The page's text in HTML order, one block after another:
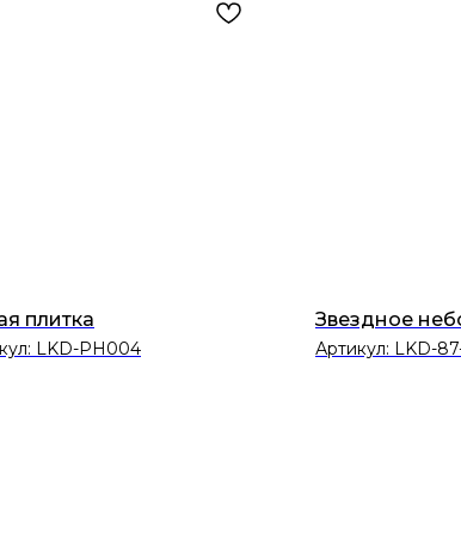
плитка
LKD-PH004
Звездное
Артикул: LKD-